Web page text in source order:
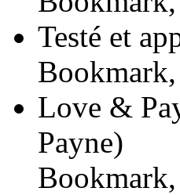
Testé et
Love &
Payne)